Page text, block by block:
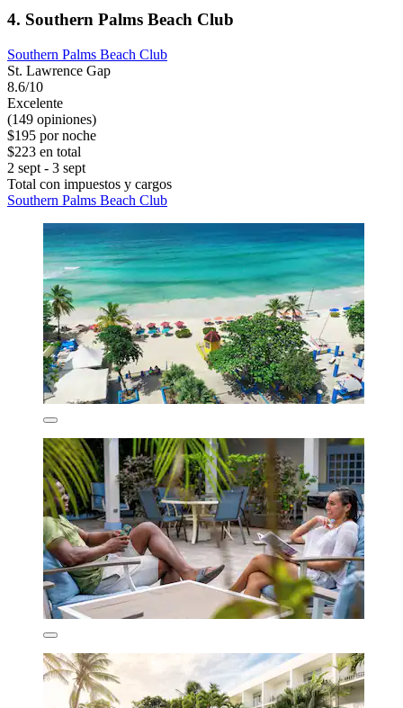
4. Southern Palms Beach Club
Southern Palms Beach Club
St. Lawrence Gap
8.6/10
Excelente
(149 opiniones)
$195 por noche
$223 en total
2 sept - 3 sept
Total con impuestos y cargos
Southern Palms Beach Club